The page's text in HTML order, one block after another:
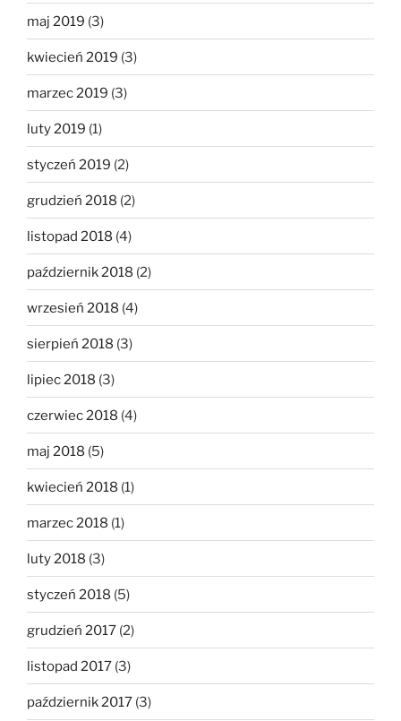
maj 2019 (3)
kwiecień 2019 (3)
marzec 2019 (3)
luty 2019 (1)
styczeń 2019 (2)
grudzień 2018 (2)
listopad 2018 (4)
październik 2018 (2)
wrzesień 2018 (4)
sierpień 2018 (3)
lipiec 2018 (3)
czerwiec 2018 (4)
maj 2018 (5)
kwiecień 2018 (1)
marzec 2018 (1)
luty 2018 (3)
styczeń 2018 (5)
grudzień 2017 (2)
listopad 2017 (3)
październik 2017 (3)